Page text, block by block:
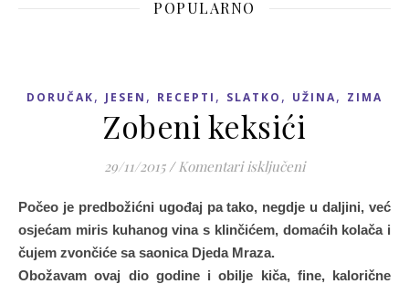
POPULARNO
DORUČAK, JESEN , RECEPTI , SLATKO , UŽINA, ZIMA
Zobeni keksići
29/11/2015 / Komentari isključeniza Zobeni keksići
Počeo je predbožićni ugođaj pa tako, negdje u daljini, već
osjećam miris kuhanog vina s klinčićem, domaćih kolača i
čujem zvončiće sa saonica Djeda Mraza.
Obožavam ovaj dio godine i obilje kiča, fine, kalorične